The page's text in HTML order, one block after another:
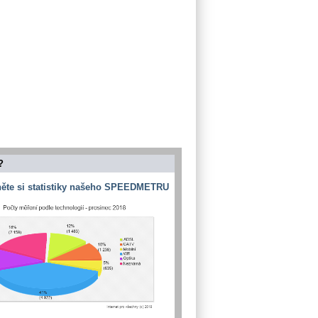
si statistiky našeho SPEEDMETRU